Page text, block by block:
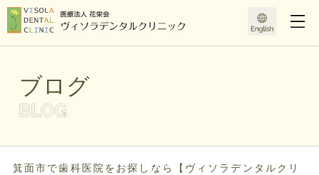
ブログ
箕面市で歯科医院をお探しなら【ヴィソラデンタルクリ